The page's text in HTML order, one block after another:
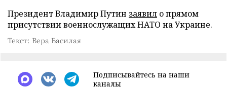
Президент Владимир Путин заявил о прямом
присутствии военнослужащих НАТО на Украине.
Текст: Вера Басилая
Подписывайтесь на наши
каналы